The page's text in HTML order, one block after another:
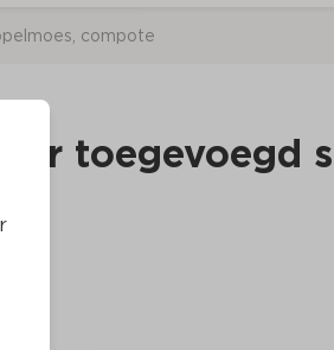
Wijnshop
compote
toegevoegd